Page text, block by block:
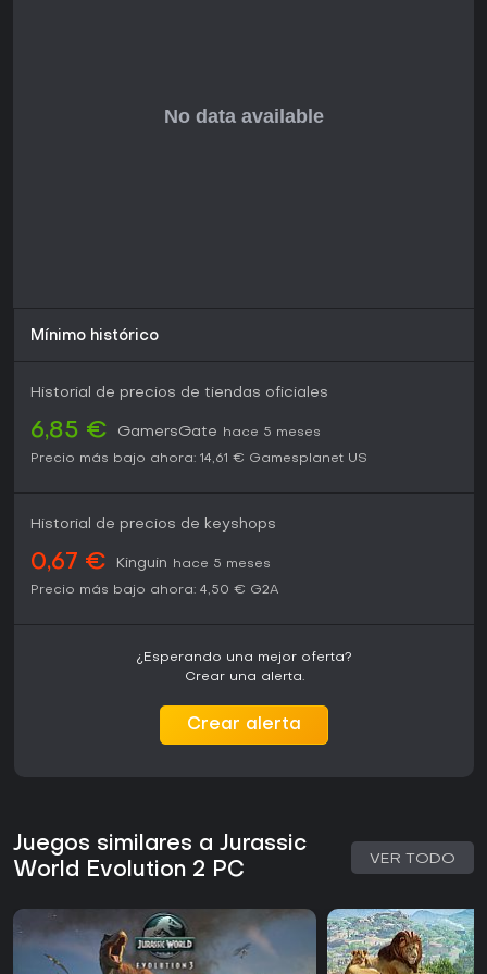
Mínimo histórico
Historial de precios de tiendas oficiales
6,85 € GamersGate
hace 5 meses
Precio más bajo ahora: 14,61 € Gamesplanet US
Historial de precios de keyshops
0,67 € Kinguin
hace 5 meses
Precio más bajo ahora: 4,50 € G2A
¿Esperando una mejor oferta?
Crear una alerta.
Crear alerta
Juegos similares a Jurassic
World Evolution 2 PC
VER TODO